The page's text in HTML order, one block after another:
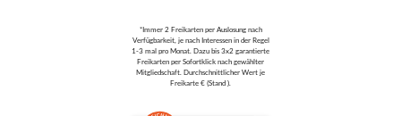
*Immer 2 Freikarten per Auslosung nach
Verfügbarkeit, je nach Interessen in der Regel
1-3 mal pro Monat. Dazu bis 3x2 garantierte
Freikarten per Sofortklick nach gewählter
Mitgliedschaft. Durchschnittlicher Wert je
Freikarte € (Stand ).